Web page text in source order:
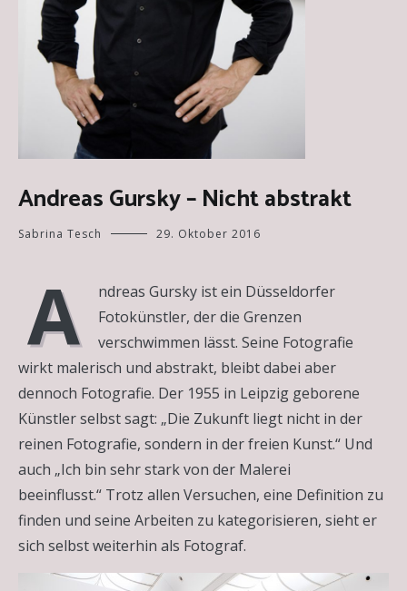
Andreas Gursky – Nicht abstrakt
Sabrina Tesch 29. Oktober 2016
A
ndreas Gursky ist ein Düsseldorfer
Fotokünstler, der die Grenzen
verschwimmen lässt. Seine Fotografie
wirkt malerisch und abstrakt, bleibt dabei aber
dennoch Fotografie. Der 1955 in Leipzig geborene
Künstler selbst sagt: „Die Zukunft liegt nicht in der
reinen Fotografie, sondern in der freien Kunst.“ Und
auch „Ich bin sehr stark von der Malerei
beeinflusst.“ Trotz allen Versuchen, eine Definition zu
finden und seine Arbeiten zu kategorisieren, sieht er
sich selbst weiterhin als Fotograf.